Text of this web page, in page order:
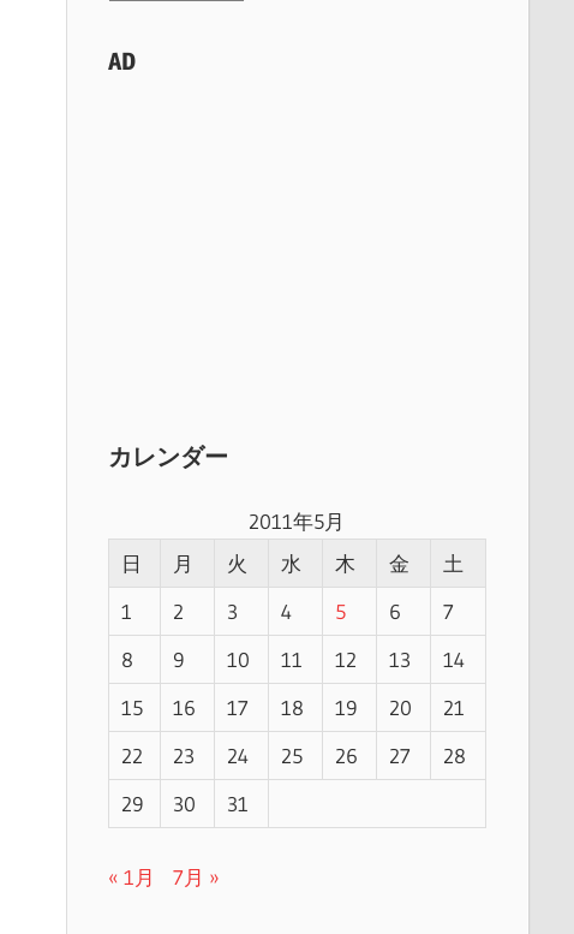
カ
AD
カレンダー
2011年5月
日
月 火 水 木 金
土
1
2 3 4 5 6
7
8
9 10 11 12 13
14
15
16 17 18 19 20
21
22
23 24 25 26 27
28
29
30 31
« 1月 7月 »